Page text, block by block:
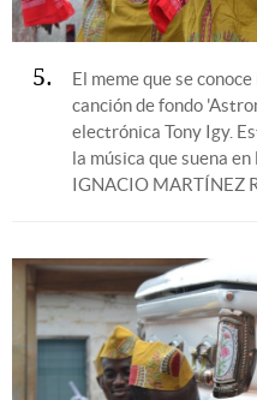
5
El meme que se
canción de fondo
electrónica Tony Igy.
la música que suena
IGNACIO MARTÍNEZ